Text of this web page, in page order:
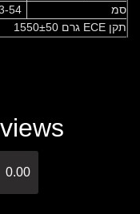
סמ
54
תקן ECE גרם 1550±50
0.00